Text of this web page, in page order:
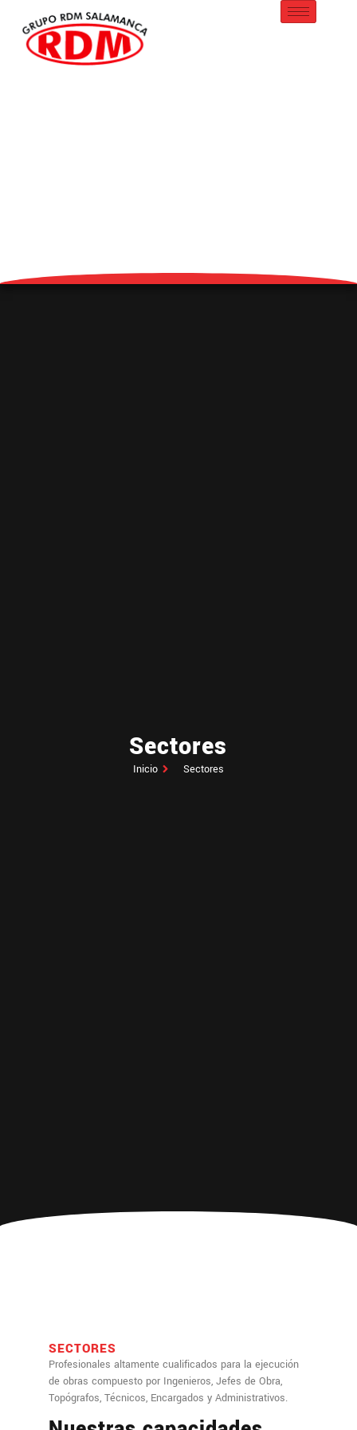
Sectores
Inicio Sectores
SECTORES
Profesionales altamente cualificados para la ejecución
de obras compuesto por Ingenieros, Jefes de Obra,
Topógrafos, Técnicos, Encargados y Administrativos.